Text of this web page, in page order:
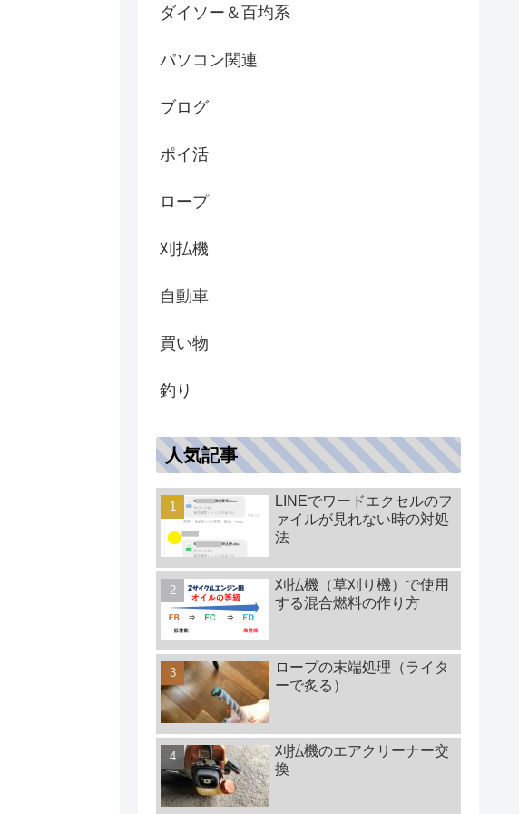
ダイソー＆百均系
パソコン関連
ブログ
ポイ活
ロープ
刈払機
自動車
買い物
釣り
人気記事
LINEでワードエクセルのフ
ァイルが見れない時の対処
法
刈払機（草刈り機）で使用
する混合燃料の作り方
ロープの末端処理（ライタ
ーで炙る）
刈払機のエアクリーナー交
換